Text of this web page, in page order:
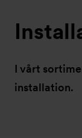
I vårt
installation.